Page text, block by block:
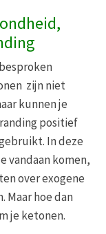
zijn niet
kunnen je
positief
In deze
vandaan komen,
over exogene
Maar hoe dan
je ketonen.